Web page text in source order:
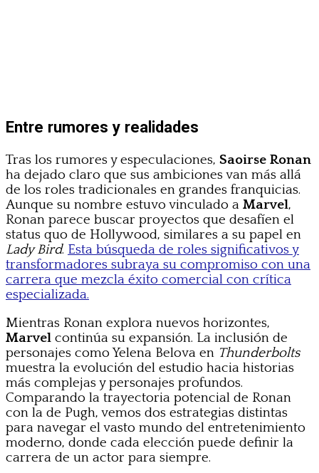
Entre rumores y realidades
Tras los rumores y especulaciones, Saoirse Ronan
ha dejado claro que sus ambiciones van más allá
de los roles tradicionales en grandes franquicias.
Aunque su nombre estuvo vinculado a Marvel,
Ronan parece buscar proyectos que desafíen el
status quo de Hollywood, similares a su papel en
Lady Bird. Esta búsqueda de roles significativos y
transformadores subraya su compromiso con una
carrera que mezcla éxito comercial con crítica
especializada.
Mientras Ronan explora nuevos horizontes,
Marvel continúa su expansión. La inclusión de
personajes como Yelena Belova en Thunderbolts
muestra la evolución del estudio hacia historias
más complejas y personajes profundos.
Comparando la trayectoria potencial de Ronan
con la de Pugh, vemos dos estrategias distintas
para navegar el vasto mundo del entretenimiento
moderno, donde cada elección puede definir la
carrera de un actor para siempre.